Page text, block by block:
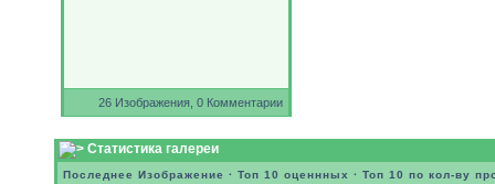
26 Изображения, 0 Комментарии
Статистика галереи
Последнее Изображение · Топ 10 оценнных · Топ 10 по кол-ву